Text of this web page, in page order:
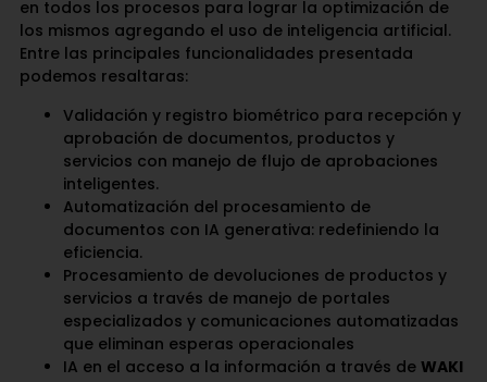
en todos los procesos para lograr la optimización de
los mismos agregando el uso de inteligencia artificial.
Entre las principales funcionalidades presentada
podemos resaltaras:
Validación y registro biométrico para recepción y
aprobación de documentos, productos y
servicios con manejo de flujo de aprobaciones
inteligentes.
Automatización del procesamiento de
documentos con IA generativa: redefiniendo la
eficiencia.
Procesamiento de devoluciones de productos y
servicios a través de manejo de portales
especializados y comunicaciones automatizadas
que eliminan esperas operacionales
IA en el acceso a la información a través de WAKI